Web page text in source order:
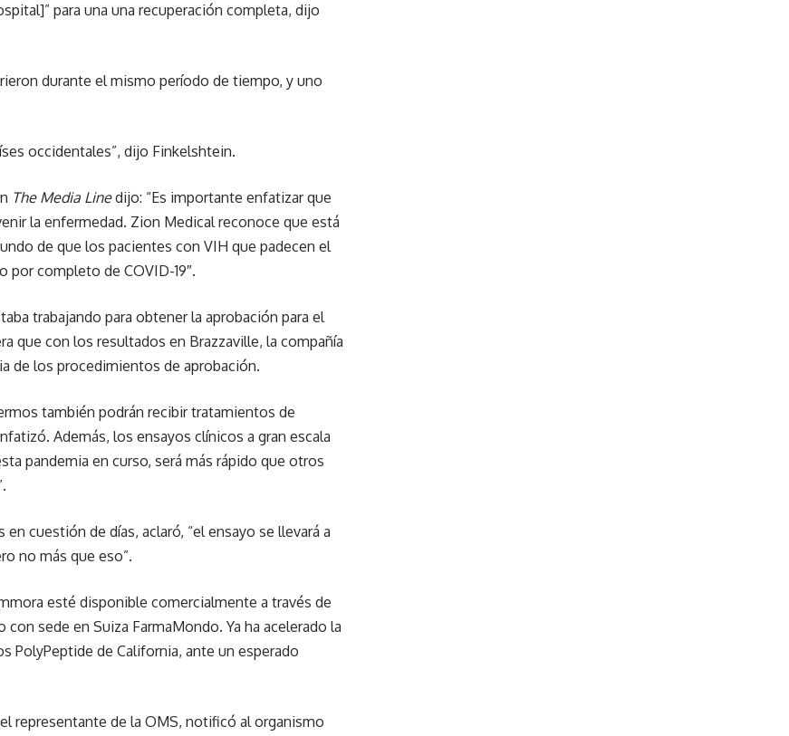
para una una recuperación completa, dijo
durante el mismo período de tiempo, y uno
occidentales”, dijo Finkelshtein.
The Media Linedijo: “Es importante enfatizar que
la enfermedad. Zion Medical reconoce que está
de que los pacientes con VIH que padecen el
por completo de COVID-19″.
trabajando para obtener la aprobación para el
que con los resultados en Brazzaville, la compañía
de los procedimientos de aprobación.
también podrán recibir tratamientos de
Además, los ensayos clínicos a gran escala
pandemia en curso, será más rápido que otros
cuestión de días, aclaró, “el ensayo se llevará a
no más que eso”.
esté disponible comercialmente a través de
sede en Suiza FarmaMondo. Ya ha acelerado la
PolyPeptide de California, ante un esperado
representante de la OMS, notificó al organismo